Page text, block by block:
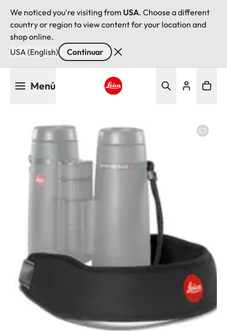
We noticed you're visiting from USA. Choose a different
country or region to view content for your location and
shop online.
USA (English)
Continuar
Menú